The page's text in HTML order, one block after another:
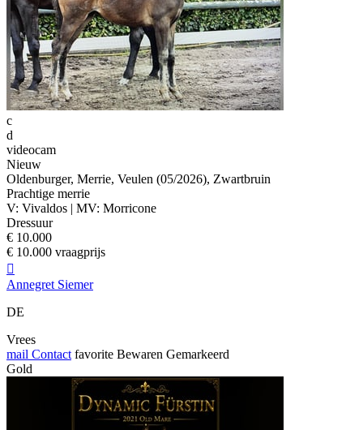
c
d
videocam
Nieuw
Oldenburger, Merrie, Veulen (05/2026), Zwartbruin
Prachtige merrie
V: Vivaldos | MV: Morricone
Dressuur
€ 10.000
€ 10.000 vraagprijs

Annegret Siemer
DE
Vrees
mail Contact favorite Bewaren Gemarkeerd
Gold